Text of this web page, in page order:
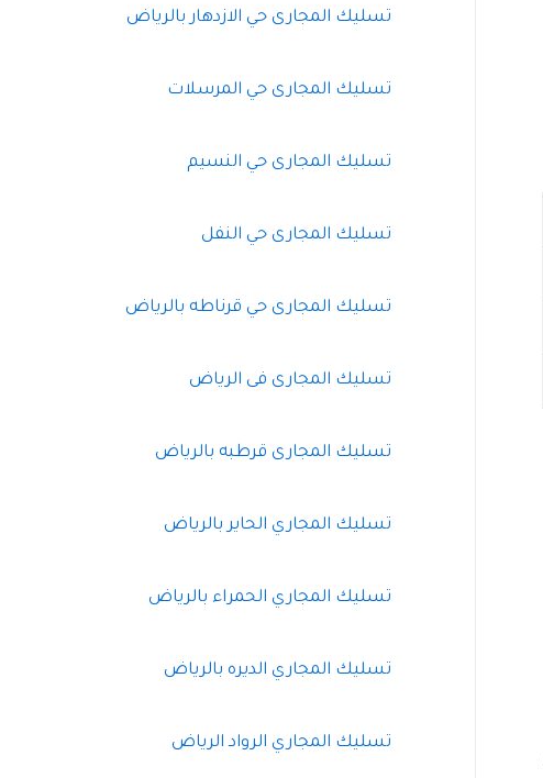
تسليك المجارى حي الازدهار بالرياض
تسليك المجارى حي المرسلات
تسليك المجارى حي النسيم
تسليك المجارى حي النفل
تسليك المجارى حي قرناطه بالرياض
تسليك المجارى فى الرياض
تسليك المجارى قرطبه بالرياض
تسليك المجاري الحاير بالرياض
تسليك المجاري الحمراء بالرياض
تسليك المجاري الديره بالرياض
تسليك المجاري الرواد الرياض